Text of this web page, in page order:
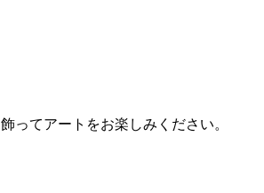
ってアートをお楽しみください。